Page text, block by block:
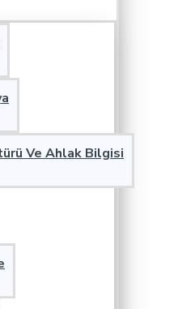
Ve Ahlak Bilgisi